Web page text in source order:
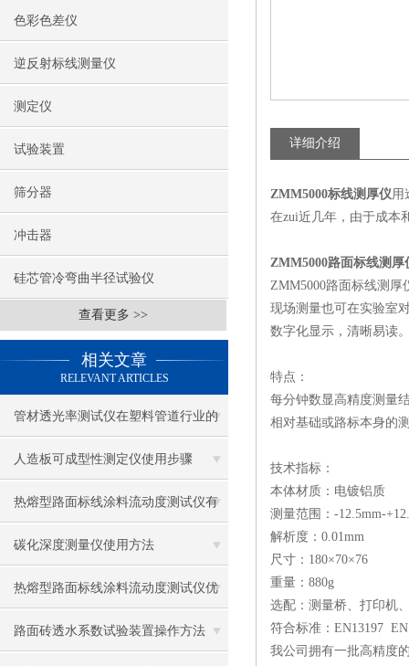
色彩色差仪
逆反射标线测量仪
测定仪
试验装置
筛分器
冲击器
硅芯管冷弯曲半径试验仪
查看更多 >>
相关文章
RELEVANT ARTICLES
管材透光率测试仪在塑料管道行业的
应用
人造板可成型性测定仪使用步骤
热熔型路面标线涂料流动度测试仪有
什么用？
碳化深度测量仪使用方法
热熔型路面标线涂料流动度测试仪优
势
路面砖透水系数试验装置操作方法
详细介绍
ZMM5000标线测厚仪用
在zui近几年，由于成本
ZMM5000路面标线测厚
ZMM5000路面标线测
现场测量也可在实验室
数字化显示，清晰易读
特点：
每分钟数显高精度测量
相对基础或路标本身的
技术指标：
本体材质：电镀铝质
测量范围：-12.5mm-
解析度：0.01mm
尺寸：180×70×76
重量：880g
选配：测量桥、打印机
符合标准：EN13197
我公司拥有一批高精度